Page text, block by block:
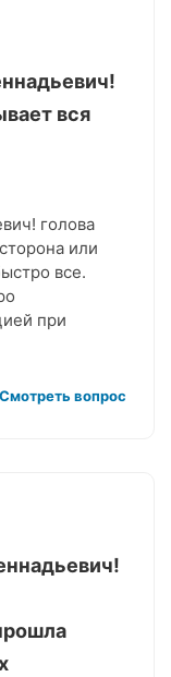
вся
голова
или
все.
при
Смотреть вопрос